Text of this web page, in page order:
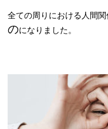
全ての周りにおける人間関
のになりました。